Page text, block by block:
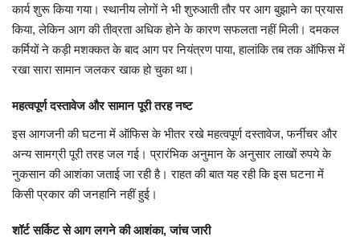
खेल
ब्रेकिंग न्यूज़
व्यापार
टेक न्यूज़
कार्य शुरू किया गया। स्थानीय लोगों ने भी शुरुआती तौर पर आग बुझाने का प्रयास
किया, लेकिन आग की तीव्रता अधिक होने के कारण सफलता नहीं मिली। दमकल
कर्मियों ने कड़ी मशक्कत के बाद आग पर नियंत्रण पाया, हालांकि तब तक ऑफिस में
रखा सारा सामान जलकर खाक हो चुका था।
महत्वपूर्ण दस्तावेज और सामान पूरी तरह नष्ट
इस आगजनी की घटना में ऑफिस के भीतर रखे महत्वपूर्ण दस्तावेज, फर्नीचर और
अन्य सामग्री पूरी तरह जल गई। प्रारंभिक अनुमान के अनुसार लाखों रुपये के
नुकसान की आशंका जताई जा रही है। राहत की बात यह रही कि इस घटना में
किसी प्रकार की जनहानि नहीं हुई।
शॉर्ट सर्किट से आग लगने की आशंका, जांच जारी